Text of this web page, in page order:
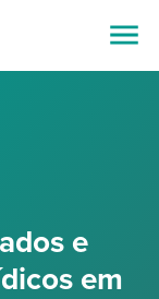
e
em